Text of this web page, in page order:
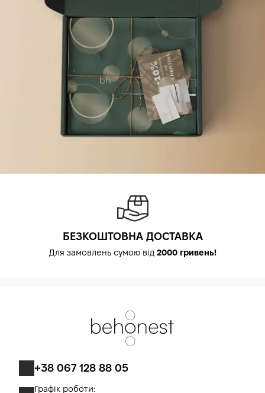
БЕЗКОШТОВНА ДОСТАВКА
Для замовлень сумою від 2000 гривень!
+38 067 128 88 05
Графік роботи: